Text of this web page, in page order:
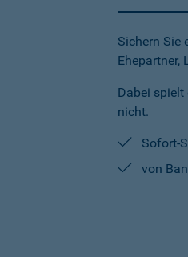
Sichern Sie
Ehepartner,
Dabei spielt
nicht.
Sofort-
von